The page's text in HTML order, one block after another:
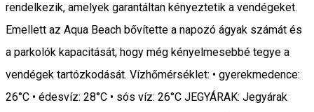
rendelkezik, amelyek garantáltan kényeztetik a vendégeket.
Emellett az Aqua Beach bővítette a napozó ágyak számát és
a parkolók kapacitását, hogy még kényelmesebbé tegye a
vendégek tartózkodását. Vízhőmérséklet: • gyerekmedence:
26°C • édesvíz: 28°C • sós víz: 26°C JEGYÁRAK: Jegyárak